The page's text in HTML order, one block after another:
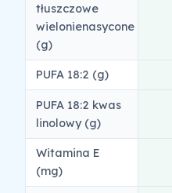
tłuszczowe
wielonienasycone
(g)
PUFA 18:2 (g)
PUFA 18:2 kwas
linolowy (g)
Witamina E
(mg)